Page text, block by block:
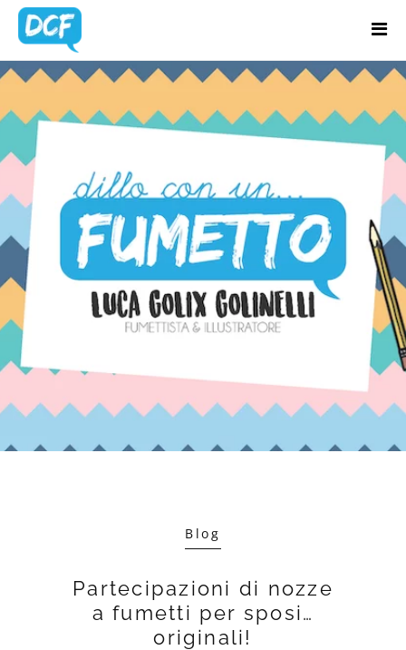
Home
Chi Sono
Lavora con me
Portfolio
Blog
Contatti
TAG:
MATRIMONIO
Blog
Partecipazioni di nozze
a fumetti per sposi…
originali!